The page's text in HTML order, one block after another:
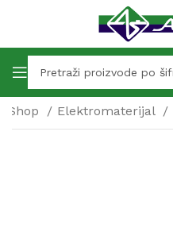
Shop Elektromaterijal